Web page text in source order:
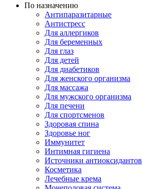
По назначению
Антипаразитарные
Антистресс
Для аллергиков
Для беременных
Для глаз
Для детей
Для диабетиков
Для женского организма
Для массажа
Для мужского организма
Для печени
Для спортсменов
Здоровая спина
Здоровье ног
Иммунитет
Интимная гигиена
Источники антиоксидантов
Косметика
Лечебные крема